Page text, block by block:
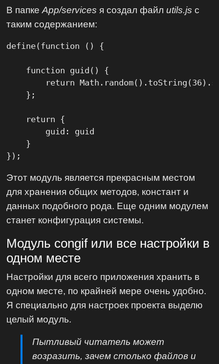
В папкеApp/services я создал файлutils.js с
таким содержанием:
define(function () {
    function guid() {
return
    };
    return {
        guid: guid
    }
});
Этот модуль является прекрасным местом
для хранения общих методов, констант и
данных подобного рода. Еще одним модулем
станет конфигурация системы.
Модуль congif или все настройки в
одном месте
Настройки для всего приложения хранить в
одном месте, по крайней мере очень удобно.
Я специально для настроек проекта выделю
целый модуль.
Пытливый читатель может
возразить, зачем столько файлов и